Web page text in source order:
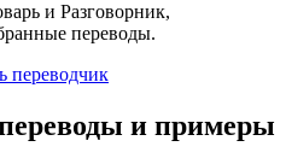
и Разговорник,
переводы.
и примеры